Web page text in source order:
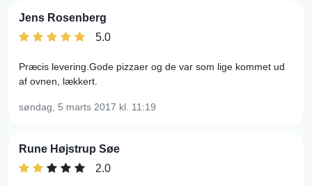
Jens Rosenberg
5.0
Præcis levering.Gode pizzaer og de var som lige kommet ud
af ovnen, lækkert.
søndag, 5 marts 2017 kl. 11:19
Rune Højstrup Søe
2.0